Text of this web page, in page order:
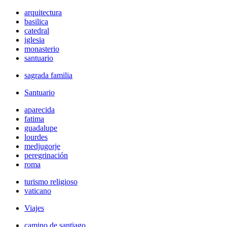
arquitectura
basilica
catedral
iglesia
monasterio
santuario
sagrada familia
Santuario
aparecida
fatima
guadalupe
lourdes
medjugorje
peregrinación
roma
turismo religioso
vaticano
Viajes
camino de santiago